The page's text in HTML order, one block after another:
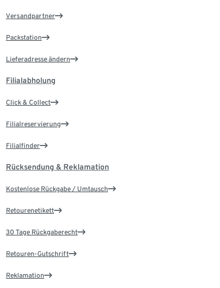
Versandpartner
Packstation
Lieferadresse ändern
Filialabholung
Click & Collect
Filialreservierung
Filialfinder
Rücksendung & Reklamation
Kostenlose Rückgabe / Umtausch
Retourenetikett
30 Tage Rückgaberecht
Retouren-Gutschrift
Reklamation